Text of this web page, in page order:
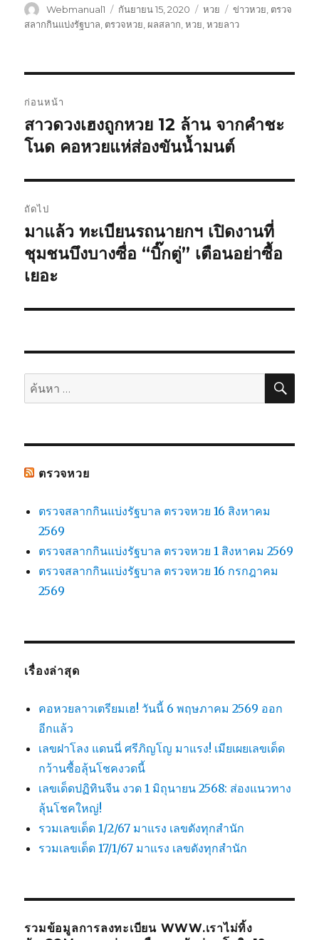
ผู้
เขียน
Webmanual1
เขียน
เมื่อ
กันยายน 15, 2020
หมวด
หมู่
หวย
ป้าย
กำกับ
ข่าวหวย ตรวจ
สลากกินแบ่งรัฐบาล ตรวจหวย ผลสลาก ,หวย ,หวยลาว
นำทาง
เรื่อง
ก่อนหน้า
เรื่อง
ก่อน
สาวดวงเฮงถูกหวย 12 ล้าน จากคำชะ
โนด คอหวยแห่ส่องขันน้ำมนต์
ถัดไป
เรื่อง
ต่อ
ไป:
มาแล้ว ทะเบียนรถนายกฯ เปิดงานที่
ชุมชนบึงบางซื่อ “บิ๊กตู่” เตือนอย่าซื้อ
เยอะ
ค้นหา: ค้น
ตรวจหวย
ตรวจสลากกินแบ่งรัฐบาล ตรวจหวย 16 สิงหาคม
2569
ตรวจสลากกินแบ่งรัฐบาล ตรวจหวย 1 สิงหาคม 2569
ตรวจสลากกินแบ่งรัฐบาล ตรวจหวย 16 กรกฎาคม
2569
เรื่องล่าสุด
คอหวยลาวเตรียมเฮ! วันนี้ 6 พฤษภาคม 2569 ออก
อีกแล้ว
เลขฝาโลง แดนนี่ ศรีภิญโญ มาแรง! เมียเผยเลขเด็ด
กว้านซื้อลุ้นโชคงวดนี้
เลขเด็ดปฏิทินจีน งวด 1 มิถุนายน 2568: ส่องแนวทาง
ลุ้นโชคใหญ่!
รวมเลขเด็ด 1/2/67 มาแรง เลขดังทุกสำนัก
รวมเลขเด็ด 17/1/67 มาแรง เลขดังทุกสำนัก
รวมข้อมูลการลงทะเบียน WWW.เราไม่ทิ้ง